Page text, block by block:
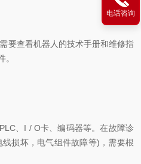
查看机器人的技术手册和维修指
、I / O卡、编码器等。在故障诊
损坏，电气组件故障等)，需要根
电话咨询